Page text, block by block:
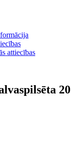
attiecības